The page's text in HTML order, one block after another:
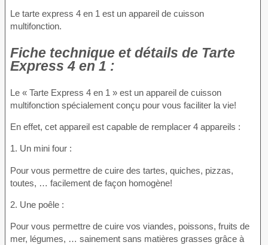
Le tarte express 4 en 1 est un appareil de cuisson
multifonction.
Fiche technique et détails de Tarte
Express 4 en 1 :
Le « Tarte Express 4 en 1 » est un appareil de cuisson
multifonction spécialement conçu pour vous faciliter la vie!
En effet, cet appareil est capable de remplacer 4 appareils :
1. Un mini four :
Pour vous permettre de cuire des tartes, quiches, pizzas,
toutes, … facilement de façon homogène!
2. Une poêle :
Pour vous permettre de cuire vos viandes, poissons, fruits de
mer, légumes, … sainement sans matières grasses grâce à